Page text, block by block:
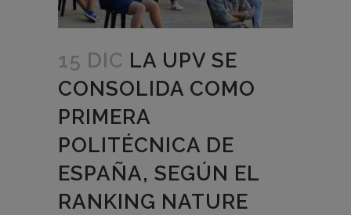
15 DIC LA UPV SE
CONSOLIDA COMO
PRIMERA
POLITÉCNICA DE
ESPAÑA, SEGÚN EL
RANKING NATURE